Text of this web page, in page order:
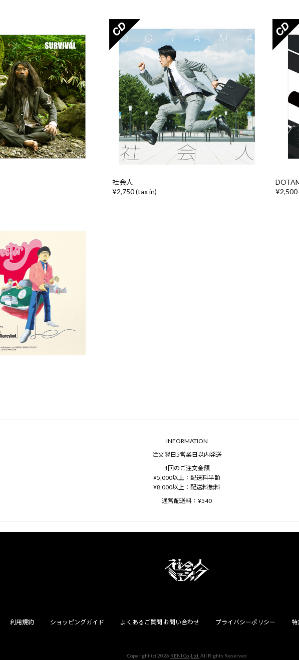
社会人
¥2,750 (tax in)
¥2,500
INFORMATION
注文翌日5営業日以内発送
1回のご注文金額
¥5,000以上：配送料半額
¥8,000以上：配送料無料
通常配送料：¥540
利用規約 ショッピングガイド よくあるご質問 お問い合わせ プライバシーポリシー 特
Copyright (c) 2026 RENI Co.,Ltd. All Rights Reserved